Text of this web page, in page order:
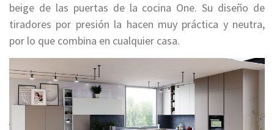
beige de las puertas de la cocina One. Su diseño de
tiradores por presión la hacen muy práctica y neutra,
por lo que combina en cualquier casa.